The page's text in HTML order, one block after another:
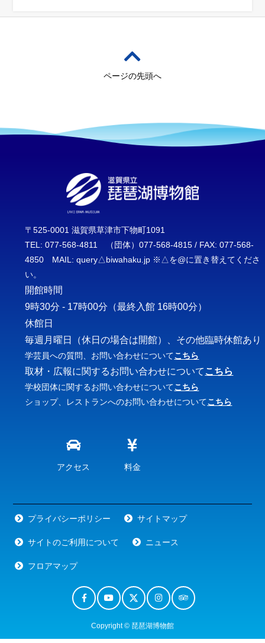
ページの先頭へ
〒525-0001 滋賀県草津市下物町1091
TEL: 077-568-4811 （団体）077-568-4815 / FAX: 077-568-
4850 MAIL: query△biwahaku.jp ※△を@に置き替えてくださ
い。
開館時間
9時30分 - 17時00分 （最終入館 16時00分）
休館日
毎週月曜日（休日の場合は開館）、その他臨時休館あり
学芸員への質問、お問い合わせについてこちら
取材・広報に関するお問い合わせについて こちら
学校団体に関するお問い合わせについてこちら
ショップ、レストランへのお問い合わせについてこちら
アクセス 料金
プライバシーポリシー サイトマップ
サイトのご利用について ニュース
フロアマップ
Copyright © 琵琶湖博物館